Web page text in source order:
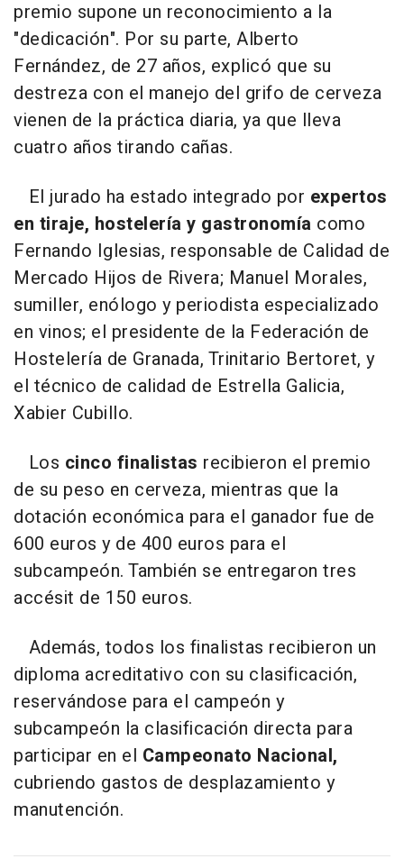
premio supone un reconocimiento a la
"dedicación". Por su parte, Alberto
Fernández, de 27 años, explicó que su
destreza con el manejo del grifo de cerveza
vienen de la práctica diaria, ya que lleva
cuatro años tirando cañas.
El jurado ha estado integrado por expertos
en tiraje, hostelería y gastronomía como
Fernando Iglesias, responsable de Calidad de
Mercado Hijos de Rivera; Manuel Morales,
sumiller, enólogo y periodista especializado
en vinos; el presidente de la Federación de
Hostelería de Granada, Trinitario Bertoret, y
el técnico de calidad de Estrella Galicia,
Xabier Cubillo.
Los cinco finalistas recibieron el premio
de su peso en cerveza, mientras que la
dotación económica para el ganador fue de
600 euros y de 400 euros para el
subcampeón. También se entregaron tres
accésit de 150 euros.
Además, todos los finalistas recibieron un
diploma acreditativo con su clasificación,
reservándose para el campeón y
subcampeón la clasificación directa para
participar en el Campeonato Nacional,
cubriendo gastos de desplazamiento y
manutención.